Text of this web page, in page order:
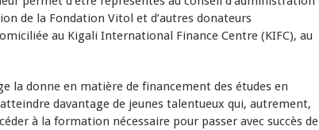
de la Fondation Vitol et d’autres donateurs
au Kigali International Finance Centre (KIFC), au
la donne en matière de financement des études en
davantage de jeunes talentueux qui, autrement,
à la formation nécessaire pour passer avec succès de